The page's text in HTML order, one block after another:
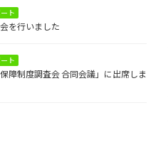
ト
を行いました
ト
障制度調査会 合同会議」に出席しま